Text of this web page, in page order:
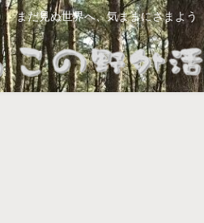
まだ見ぬ世界へ、気ままにさまよう